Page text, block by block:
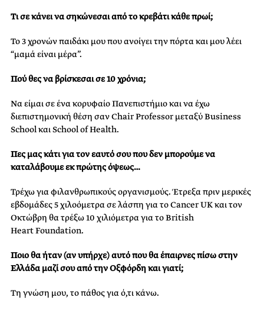
Τι σε κάνει να σηκώνεσαι από το κρεβάτι κάθε πρωί;
Το 3 χρονών παιδάκι μου που ανοίγει την πόρτα και μου λέει
“μαμά είναι μέρα”.
Πού θες να βρίσκεσαι σε 10 χρόνια;
Να είμαι σεένακορυφαίο Πανεπιστήμιο​καινα έχω
διεπιστημονική θέση σαν​ChairProfessor ​μεταξύ​Β​usiness
School​και School of Health.
Πες μας κάτι για τον εαυτό σου που δεν μπορούμε να
καταλάβουμε εκ πρώτηςόψεως…
Τρέχω για φιλανθρωπικούς οργανισμούς. Έτρεξα πριν μερικές
εβδομάδες​5χιλοόμετρασε λάσπη για το CancerUK​και τον
Οκτώβρη θατρέξω​10 χιλιόμετραγια το British
HeartFoundation​.​
Ποιο θα ήταν (αν υπήρχε) αυτό που θα έπαιρνες πίσω στην
Ελλάδα μαζί σου από την Οξφόρδη και γιατί;
Τη γνώση μου, το πάθος για ό,τικάνω​.​